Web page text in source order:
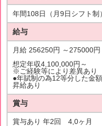
年間108日（月9日シフト
給与
月給 256250円 ～275000円
想定年収4,100,000円～
※ご経験等により差異あり
●年賦制の為12等分した金
昇給あり
賞与
賞与あり 年2回 4,0ヶ月